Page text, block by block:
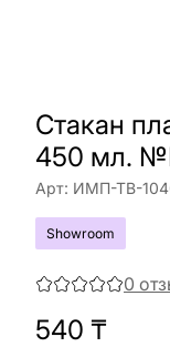
Стакан
450 мл.
Арт: ИМП-ТВ-
Showroom
0
540 ₸